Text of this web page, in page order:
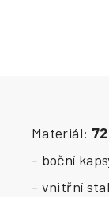
Materiál:
- boční
- vnitřní